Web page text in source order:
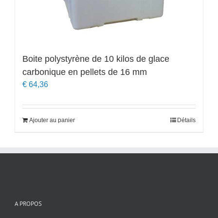
Boite polystyrène de 10 kilos de glace
carbonique en pellets de 16 mm
€ 64,36
Ajouter au panier Détails
A PROPOS